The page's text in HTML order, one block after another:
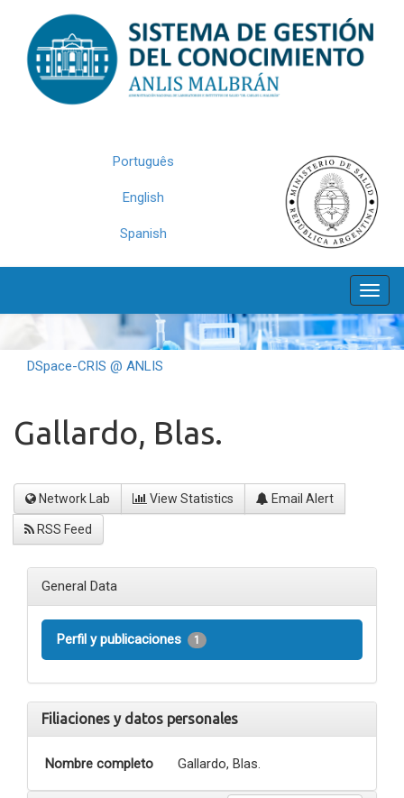
navigation
Português
English
Spanish
DSpace-CRIS @ ANLIS
Gallardo, Blas.
Network Lab View Statistics Email Alert
RSS Feed
General Data
Perfil y publicaciones 1
Filiaciones y datos personales
Nombre completo Gallardo, Blas.